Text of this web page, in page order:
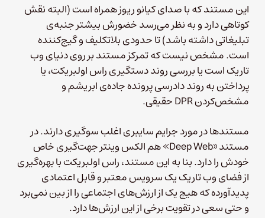
این مستند که با صدای کیانو ریوز همراه است (البته نقش
کوتاهی دارد و به نظر می‌رسد خضورش بیشتر جنبه‌ی
تبلیغاتی داشته باشد) تا حدودی بلاتکلیف و گیج‌کننده
است. مشخص نیست که تمرکز مستند بر روی دنیای وب
تاریک است یا بررسی روند دستگیری راس اولبریکت، یا
پرداختن به روند دادرسی پرونده جاده‌ی ابریشم و
مشخص‌کردن DPR حقیقی.
مستندها در مورد جرایم سایبری اغلب سوگیری دارند. در
مستند «Deep Web» هم الکس وینتر جهت‌گیری خاص
خودش را دارد. بنا به این مستند، راس اولبریکت با بهره‌گیری
از فضای وب تاریک یک سرویس معتبر و قابل اعتمادی
پدیدآورده که هیچ یک از ارزش‌های اجتماعی را از بین نمی‌برد
و حتی سعی در تقویت برخی از این ارزش‌ها دارد.